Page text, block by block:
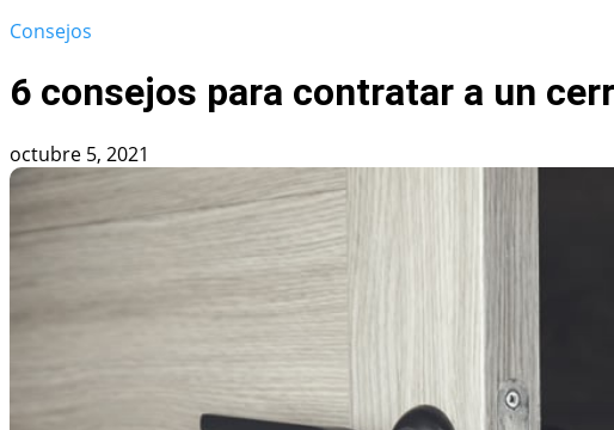
Consejos
6 consejos para contratar a un
octubre 5, 2021